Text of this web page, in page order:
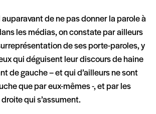
de ne pas donner la parole à
les médias, on constate par ailleurs
de ses porte-paroles, y
qui déguisent leur discours de haine
de gauche – et qui d’ailleurs ne sont
que par eux-mêmes -, et par les
qui s’assument.